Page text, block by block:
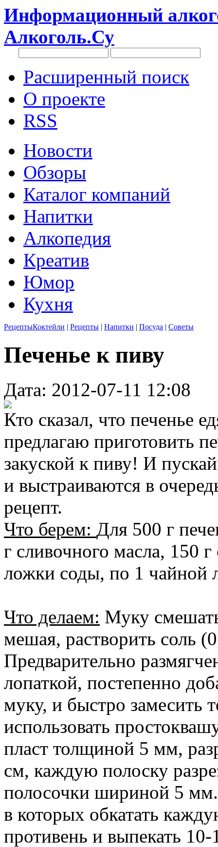
Информационный
Алкоголь.Су
Расширенный поиск
О проекте
RSS
Новости
Обзоры
Каталог компаний
Напитки
Алкопедия
Креатив
Юмор
Кухня
РецептыКоктейли | Рецепты | Напитки | Посуда | Советы
Печенье к пиву
Дата: 2012-07-11 12:08
Кто сказал, что печенье
предлагаю приготовить
закуской к пиву! И
и выстраиваются в
рецепт.
Что берем: Для 500 г
г сливочного масла, 150
ложки соды, по 1 чайной
Что делаем: Муку
мешая, растворить соль
Предварительно
лопаткой, постепенно
муку, и быстро замесить
использовать
пласт толщиной 5 мм,
см, каждую полоску
полосочки шириной 5
в которых обкатать
противень и выпекать